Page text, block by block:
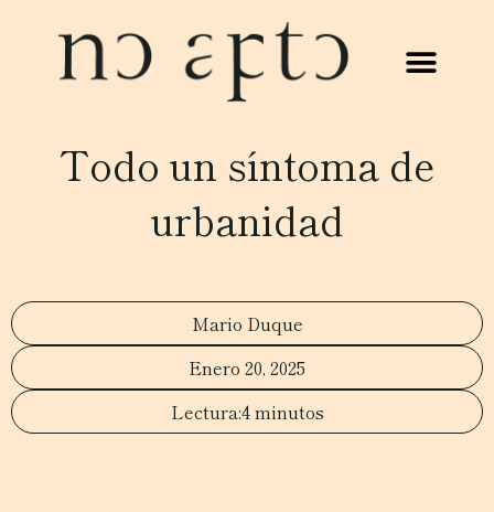
Todo un síntoma de
urbanidad
Mario Duque
Enero 20, 2025
4 minutos